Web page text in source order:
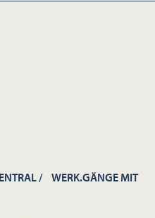
/ WERK.GÄNGE MIT